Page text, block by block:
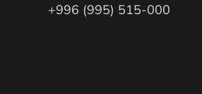
+996 (995) 515-000